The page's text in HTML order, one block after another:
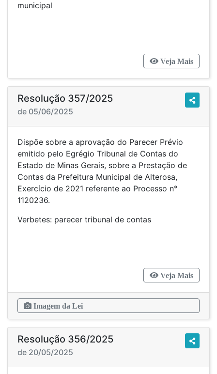
municipal
Veja Mais
Resolução 357/2025
de 05/06/2025
Dispõe sobre a aprovação do Parecer Prévio
emitido pelo Egrégio Tribunal de Contas do
Estado de Minas Gerais, sobre a Prestação de
Contas da Prefeitura Municipal de Alterosa,
Exercício de 2021 referente ao Processo n°
1120236.
Verbetes: parecer tribunal de contas
Veja Mais
Imagem da Lei
Resolução 356/2025
de 20/05/2025